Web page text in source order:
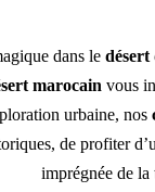
dans le désert
marocain vous
urbaine, nos
de profiter
imprégnée de